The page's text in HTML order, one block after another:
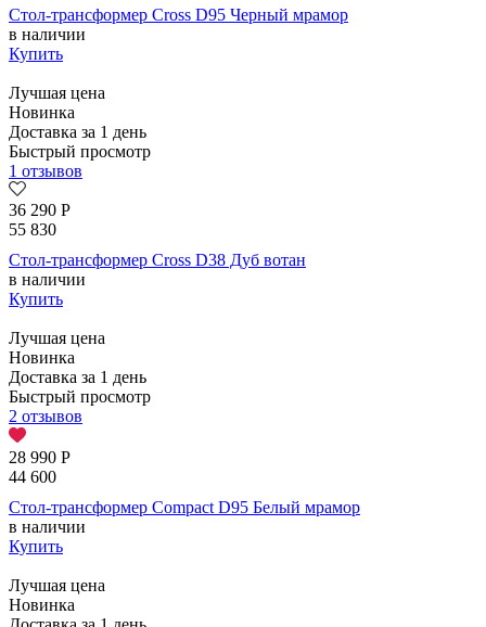
Стол-трансформер Cross D95 Черный мрамор
в наличии
Купить
Лучшая цена
Новинка
Доставка за 1 день
Быстрый просмотр
1 отзывов
36 290 Р
55 830
Стол-трансформер Cross D38 Дуб вотан
в наличии
Купить
Лучшая цена
Новинка
Доставка за 1 день
Быстрый просмотр
2 отзывов
28 990 Р
44 600
Стол-трансформер Compact D95 Белый мрамор
в наличии
Купить
Лучшая цена
Новинка